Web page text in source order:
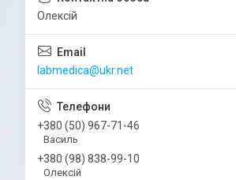
Олексій
labmedica@ukr.net
+380 (50) 967-71-46
Василь
+380 (98) 838-99-10
Олексій